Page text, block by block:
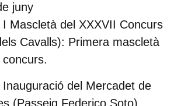
juny
I Mascletà del XXXVII Concurs
Cavalls): Primera mascletà
Inauguració del Mercadet de
(Passeig Federico Soto)